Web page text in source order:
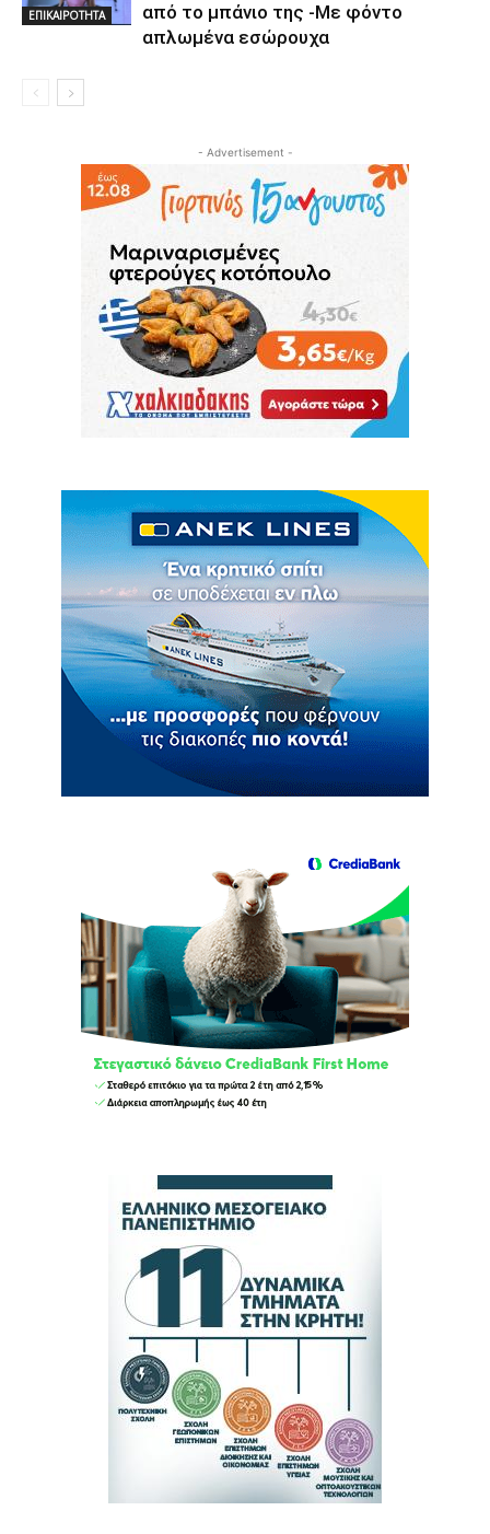
ΕΠΙΚΑΙΡΟΤΗΤΑ
από το μπάνιο της -Με φόντο
απλωμένα εσώρουχα
- Advertisement -